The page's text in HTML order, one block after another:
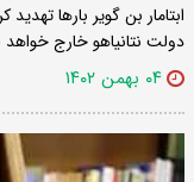
ابتامار بن گویر بارها
دولت نتانیاهو خارج خواهد
۰۴ بهمن ۱۴۰۲